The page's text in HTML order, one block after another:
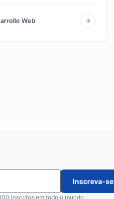
Web
Inscreva-se
inscritos em todo o mundo